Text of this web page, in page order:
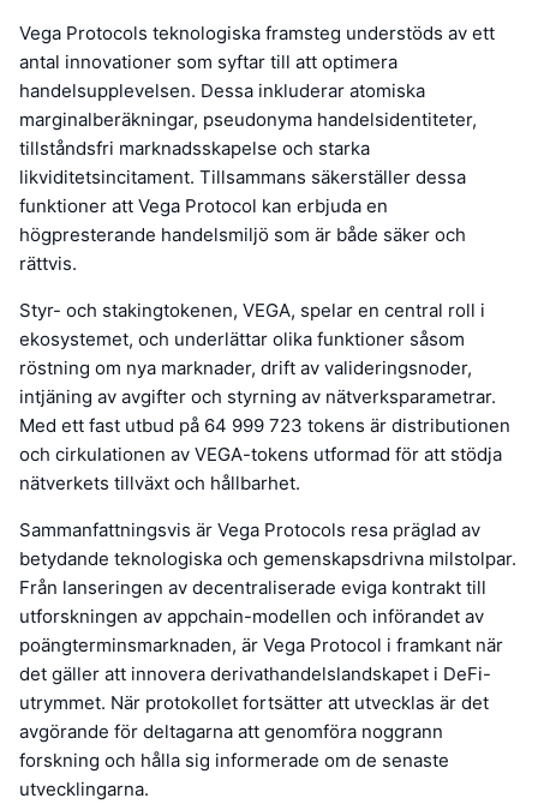
Vega Protocols teknologiska framsteg understöds av ett
antal innovationer som syftar till att optimera
handelsupplevelsen. Dessa inkluderar atomiska
marginalberäkningar, pseudonyma handelsidentiteter,
tillståndsfri marknadsskapelse och starka
likviditetsincitament. Tillsammans säkerställer dessa
funktioner att Vega Protocol kan erbjuda en
högpresterande handelsmiljö som är både säker och
rättvis.
Styr- och stakingtokenen, VEGA, spelar en central roll i
ekosystemet, och underlättar olika funktioner såsom
röstning om nya marknader, drift av valideringsnoder,
intjäning av avgifter och styrning av nätverksparametrar.
Med ett fast utbud på 64 999 723 tokens är distributionen
och cirkulationen av VEGA-tokens utformad för att stödja
nätverkets tillväxt och hållbarhet.
Sammanfattningsvis är Vega Protocols resa präglad av
betydande teknologiska och gemenskapsdrivna milstolpar.
Från lanseringen av decentraliserade eviga kontrakt till
utforskningen av appchain-modellen och införandet av
poängterminsmarknaden, är Vega Protocol i framkant när
det gäller att innovera derivathandelslandskapet i DeFi-
utrymmet. När protokollet fortsätter att utvecklas är det
avgörande för deltagarna att genomföra noggrann
forskning och hålla sig informerade om de senaste
utvecklingarna.